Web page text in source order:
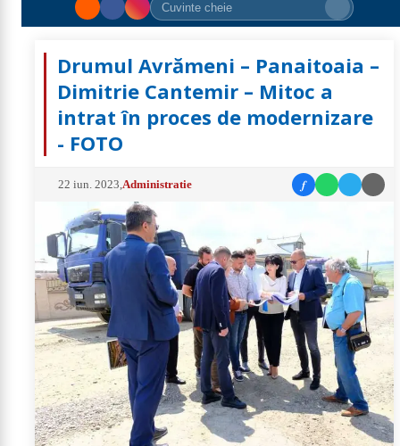
Drumul Avrămeni – Panaitoaia –
Dimitrie Cantemir – Mitoc a
intrat în proces de modernizare
- FOTO
22 iun. 2023 Administratie f